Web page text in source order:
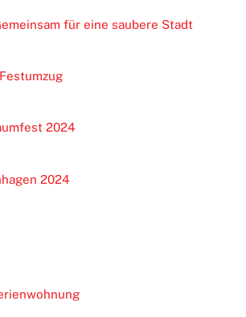
für eine saubere Stadt
2024
2024